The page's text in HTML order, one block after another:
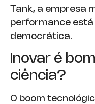
Tank, a empresa
performance
democrática.
Inovar é
ciência?
O boom